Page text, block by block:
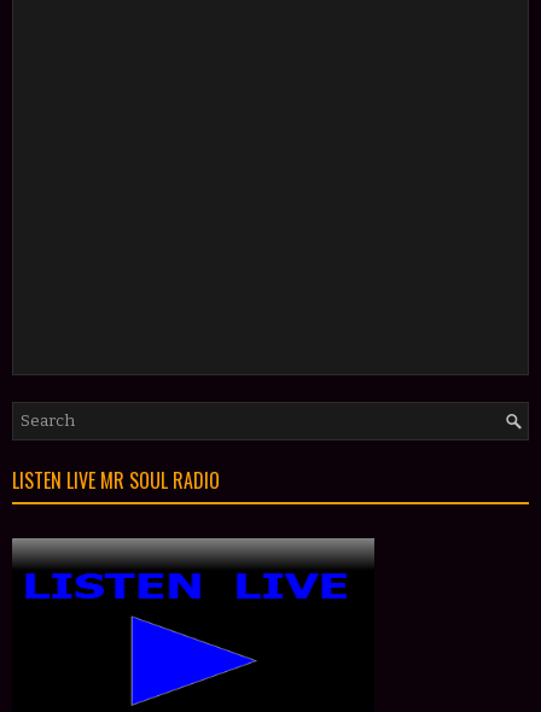
LISTEN LIVE MR SOUL RADIO